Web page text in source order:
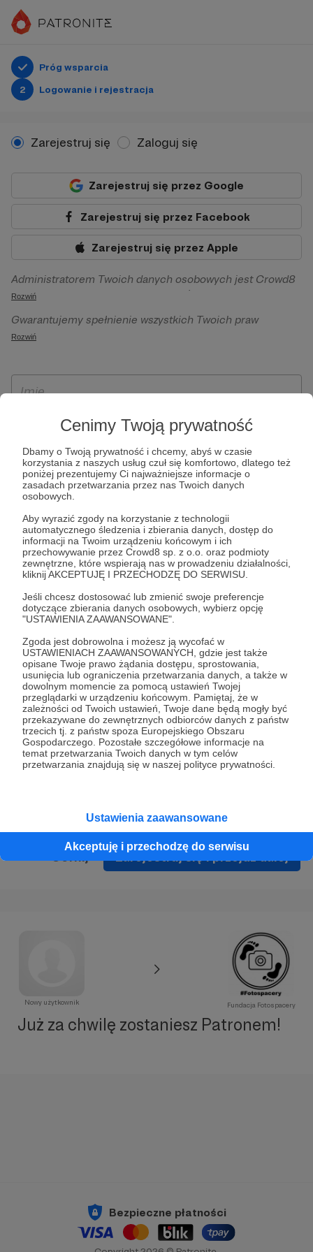
Cenimy Twoją prywatność
Dbamy o Twoją prywatność i chcemy, abyś w czasie
korzystania z naszych usług czuł się komfortowo, dlatego też
poniżej prezentujemy Ci najważniejsze informacje o
zasadach przetwarzania przez nas Twoich danych
osobowych.
Aby wyrazić zgody na korzystanie z technologii
automatycznego śledzenia i zbierania danych, dostęp do
informacji na Twoim urządzeniu końcowym i ich
przechowywanie przez Crowd8 sp. z o.o. oraz podmioty
zewnętrzne, które wspierają nas w prowadzeniu działalności,
kliknij AKCEPTUJĘ I PRZECHODZĘ DO SERWISU.
Jeśli chcesz dostosować lub zmienić swoje preferencje
dotyczące zbierania danych osobowych, wybierz opcję
"USTAWIENIA ZAAWANSOWANE".
Zgoda jest dobrowolna i możesz ją wycofać w
USTAWIENIACH ZAAWANSOWANYCH, gdzie jest także
opisane Twoje prawo żądania dostępu, sprostowania,
usunięcia lub ograniczenia przetwarzania danych, a także w
dowolnym momencie za pomocą ustawień Twojej
przeglądarki w urządzeniu końcowym. Pamiętaj, że w
zależności od Twoich ustawień, Twoje dane będą mogły być
przekazywane do zewnętrznych odbiorców danych z państw
trzecich tj. z państw spoza Europejskiego Obszaru
Gospodarczego. Pozostałe szczegółowe informacje na
temat przetwarzania Twoich danych w tym celów
przetwarzania znajdują się w naszej polityce prywatności.
Ustawienia zaawansowane
Akceptuję i przechodzę do serwisu
Próg wsparcia
2
Logowanie i rejestracja
Zarejestruj się Zaloguj się
Zarejestruj się przez Google
Zarejestruj się przez Facebook
Zarejestruj się przez Apple
Administratorem Twoich danych osobowych jest Crowd8
sp. z o.o. z siedziba w Warszawie, ul. Żwirki i Wigury 16, 02-
092 Warszawa. Twoje dane osobowe będą przetwarzane w
szczególności w celu wykonania umowy zawartej z Tobą, w
Patronite.pl, w tym możliwości dokonywania oraz
otrzymywania wsparcia na naszej platformie oraz
Rozwiń
Gwarantujemy spełnienie wszystkich Twoich praw
wynikających z ogólnego rozporządzenia o ochronie
ich przenoszenia, niepodlegania zautomatyzowanemu
wyrażenia sprzeciwu wobec przetwarzania Twoich danych
osobowych. Rejestracja dla osób niepełnoletnich możliwa
jest po przekazaniu podpisanego formularza "Zgodna na
założenie konta przez osobę niepełnoletnią", formularz
dostępny jest na stronie regulaminu Patronite.pl.
Rozwiń
* Zapoznałem się i akceptujęRegulaminserwisu oraz
* Wyrażam zgodę na przetwarzanie moich danych
osobowych podanych w formularzu rejestracyjnym w celu
prawidłowego świadczenia usług serwisu Patronite.
Wyrażam zgodę na otrzymywanie drogą elektroniczną
informacji handlowych - newslettera. Opcja ta może zostać
zmieniona w ustawieniach konta.
Zarejestruj się i przejdź dalej
Nowy użytkownik Fundacja Fotospacery
Już za chwilę zostaniesz Patronem!
Bezpieczne płatności